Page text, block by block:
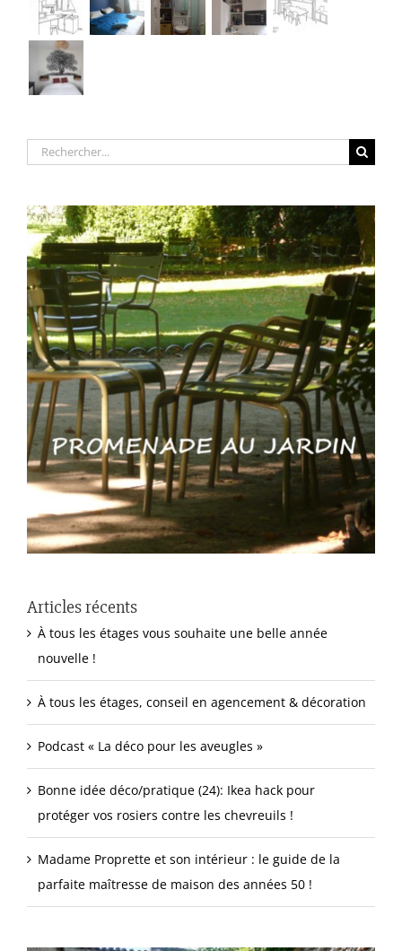
Rechercher:
Articles récents
À tous les étages vous souhaite une belle année
nouvelle !
À tous les étages, conseil en agencement & décoration
Podcast « La déco pour les aveugles »
Bonne idée déco/pratique (24): Ikea hack pour
protéger vos rosiers contre les chevreuils !
Madame Proprette et son intérieur : le guide de la
parfaite maîtresse de maison des années 50 !